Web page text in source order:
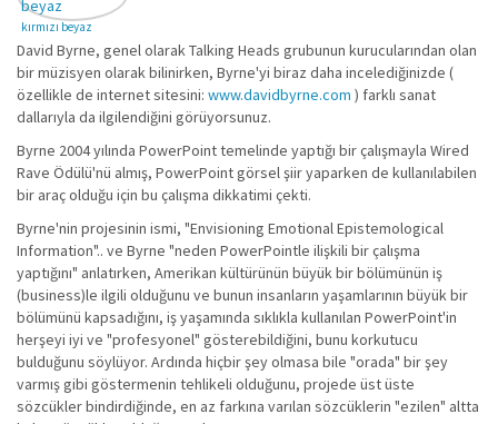
kırmızı beyaz
David Byrne, genel olarak Talking Heads grubunun kurucularından olan
bir müzisyen olarak bilinirken, Byrne'yi biraz daha incelediğinizde (
özellikle de internet sitesini: www.davidbyrne.com ) farklı sanat
dallarıyla da ilgilendiğini görüyorsunuz.
Byrne 2004 yılında PowerPoint temelinde yaptığı bir çalışmayla Wired
Rave Ödülü'nü almış, PowerPoint görsel şiir yaparken de kullanılabilen
bir araç olduğu için bu çalışma dikkatimi çekti.
Byrne'nin projesinin ismi, "Envisioning Emotional Epistemological
Information".. ve Byrne "neden PowerPointle ilişkili bir çalışma
yaptığını" anlatırken, Amerikan kültürünün büyük bir bölümünün iş
(business)le ilgili olduğunu ve bunun insanların yaşamlarının büyük bir
bölümünü kapsadığını, iş yaşamında sıklıkla kullanılan PowerPoint'in
herşeyi iyi ve "profesyonel" gösterebildiğini, bunu korkutucu
bulduğunu söylüyor. Ardında hiçbir şey olmasa bile "orada" bir şey
varmış gibi göstermenin tehlikeli olduğunu, projede üst üste
sözcükler bindirdiğinde, en az farkına varılan sözcüklerin "ezilen" altta